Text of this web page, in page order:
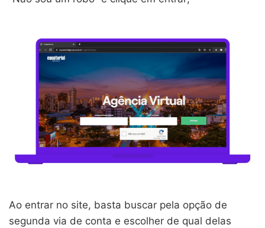
Ao entrar no site, basta buscar pela opção de
segunda via de conta e escolher de qual delas